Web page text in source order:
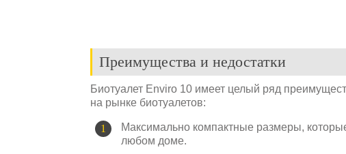
Преимущества и недостатки
Биотуалет Enviro 10 имеет целый ряд
на рынке биотуалетов:
Максимально компактные размеры,
любом доме.